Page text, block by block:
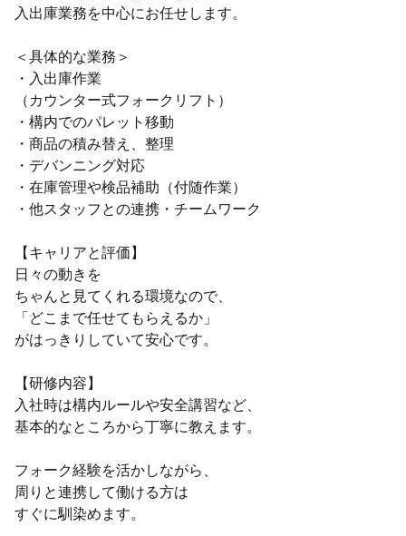
入出庫業務を中心にお任せします。
＜具体的な業務＞
・入出庫作業
（カウンター式フォークリフト）
・構内でのパレット移動
・商品の積み替え、整理
・デバンニング対応
・在庫管理や検品補助（付随作業）
・他スタッフとの連携・チームワーク
【キャリアと評価】
日々の動きを
ちゃんと見てくれる環境なので、
「どこまで任せてもらえるか」
がはっきりしていて安心です。
【研修内容】
入社時は構内ルールや安全講習など、
基本的なところから丁寧に教えます。
フォーク経験を活かしながら、
周りと連携して働ける方は
すぐに馴染めます。